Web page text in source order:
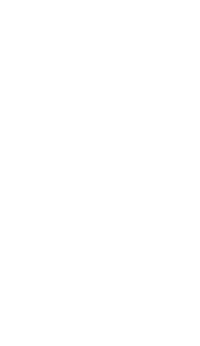
aos favoritos
aos favoritos